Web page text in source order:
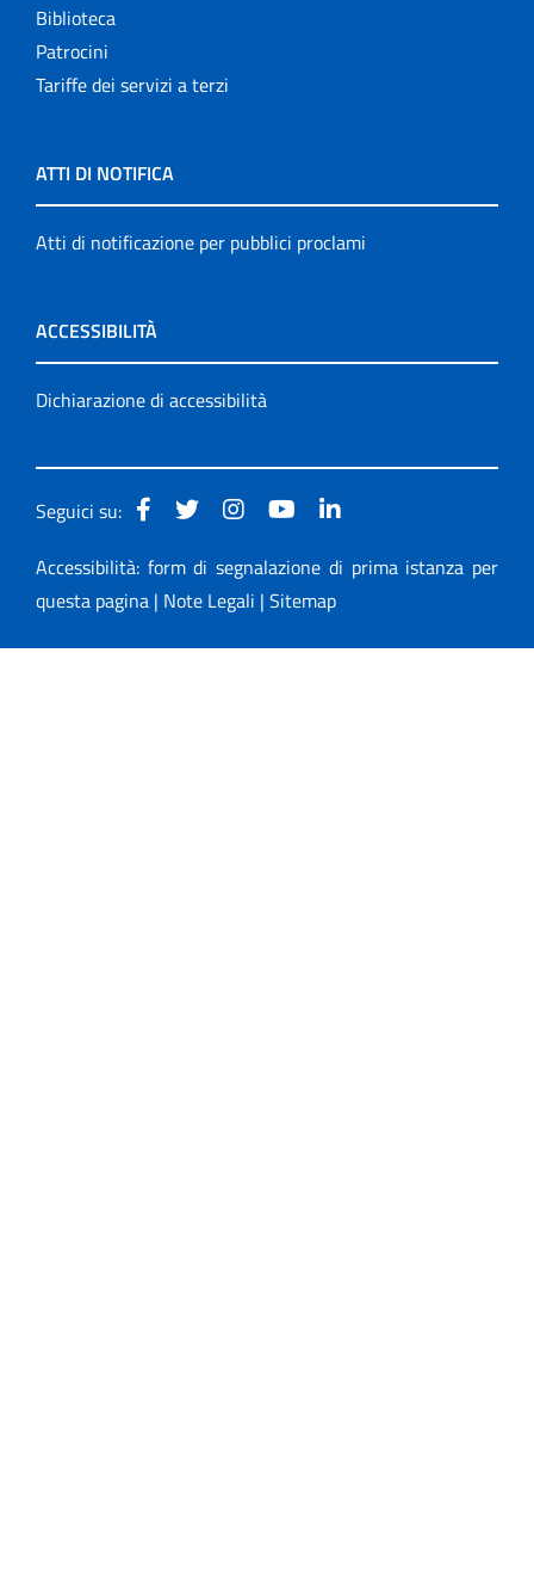
Biblioteca
Patrocini
Tariffe dei servizi a terzi
ATTI DI NOTIFICA
Atti di notificazione per pubblici proclami
ACCESSIBILITÀ
Dichiarazione di accessibilità
Seguici su:
Accessibilità: form di segnalazione di prima istanza per
questa pagina | Note Legali | Sitemap